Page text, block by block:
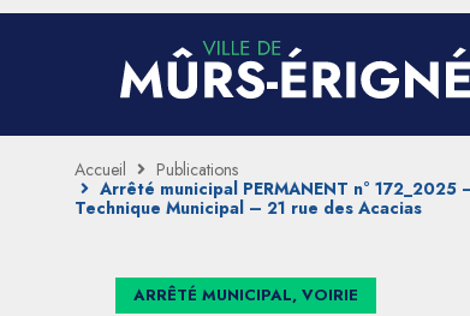
Accueil
Publications
Arrêté municipal PERMANENT n°
Technique Municipal – 21 rue des Acacias
ARRÊTÉ MUNICIPAL, VOIRIE